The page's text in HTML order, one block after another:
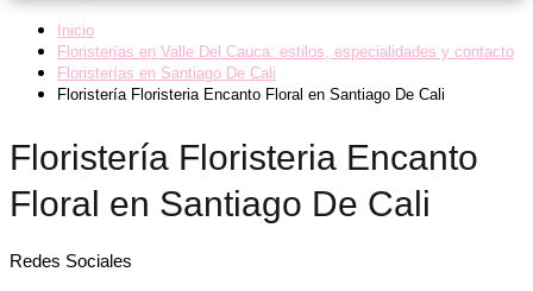
Inicio
Floristerías en Valle Del Cauca: estilos, especialidades y contacto
Floristerías en Santiago De Cali
Floristería Floristeria Encanto Floral en Santiago De Cali
Floristería Floristeria Encanto
Floral en Santiago De Cali
Redes Sociales